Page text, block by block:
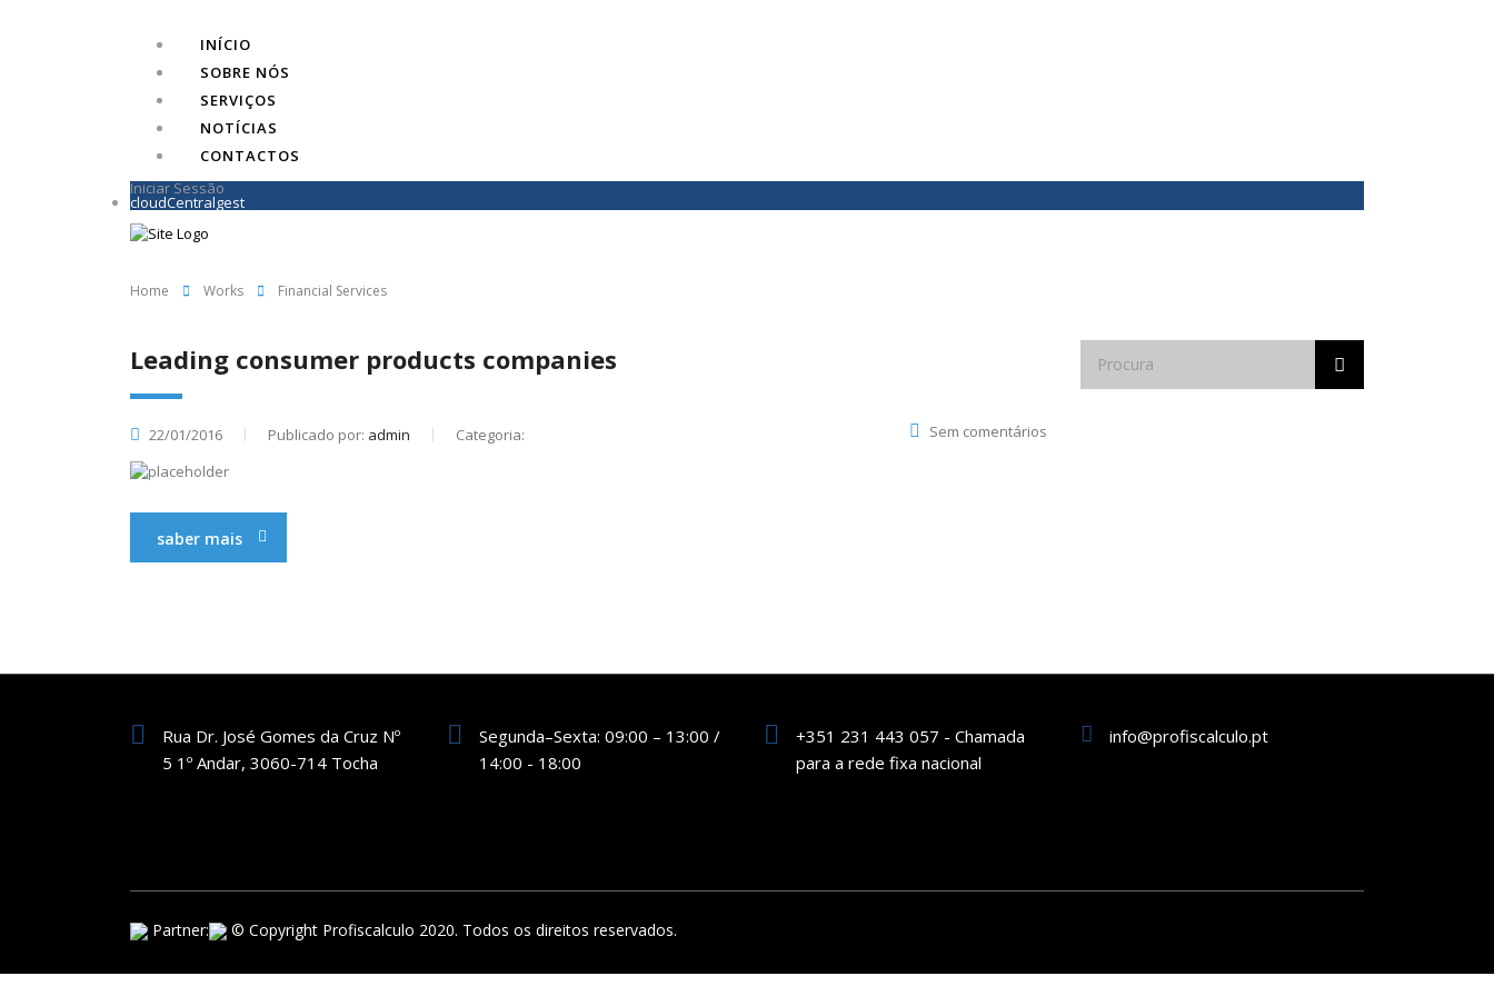
INÍCIO
SOBRE NÓS
SERVIÇOS
NOTÍCIAS
CONTACTOS
Iniciar Sessão
cloudCentralgest
Home Works Financial Services
Leading consumer products companies
22/01/2016 Publicado por: admin Categoria: Sem comentários
saber mais
Rua Dr. José Gomes da Cruz Nº
5 1º Andar, 3060-714 Tocha
Segunda–Sexta: 09:00 – 13:00 /
14:00 - 18:00
+351 231 443 057 - Chamada
para a rede fixa nacional
info@profiscalculo.pt
Partner: © Copyright Profiscalculo 2020. Todos os direitos reservados.